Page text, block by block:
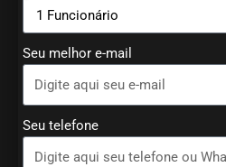
Seu melhor e-mail
Seu telefone